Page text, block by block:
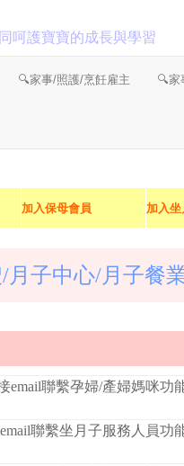
呵護寶寶的成長與學習
🔍家事/照護/烹飪雇主 🔍家
加入保母會員 加入
子中心/月子餐
email聯繫孕婦/產婦媽咪功
聯繫坐月子服務人員功